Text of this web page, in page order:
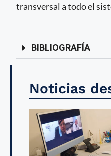
transversal a todo el
BIBLIOGRAFÍA
Noticias